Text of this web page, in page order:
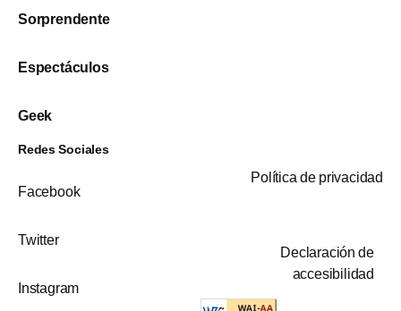
Sorprendente
Espectáculos
Geek
Redes Sociales
Facebook
Twitter
Instagram
Política de privacidad
Declaración de
accesibilidad